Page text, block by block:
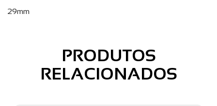
29mm
PRODUTOS
RELACIONADOS